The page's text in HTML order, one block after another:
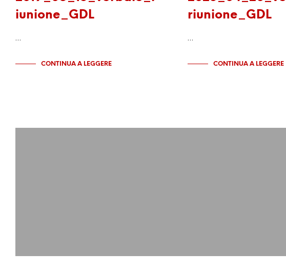
iunione_GDL
…
CONTINUA A LEGGERE
riunione_GDL
…
CONTINUA A LEGGERE